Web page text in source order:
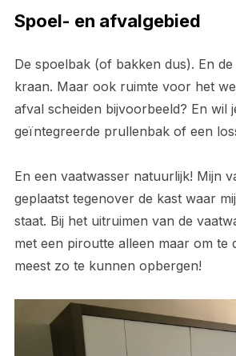
Spoel- en afvalgebied
De spoelbak (of bakken dus). En
kraan. Maar ook ruimte voor het
afval scheiden bijvoorbeeld? En wil
geïntegreerde prullenbak of een
En een vaatwasser natuurlijk! Mijn
geplaatst tegenover de kast waar
staat. Bij het uitruimen van de
met een piroutte alleen maar om te
meest zo te kunnen opbergen!